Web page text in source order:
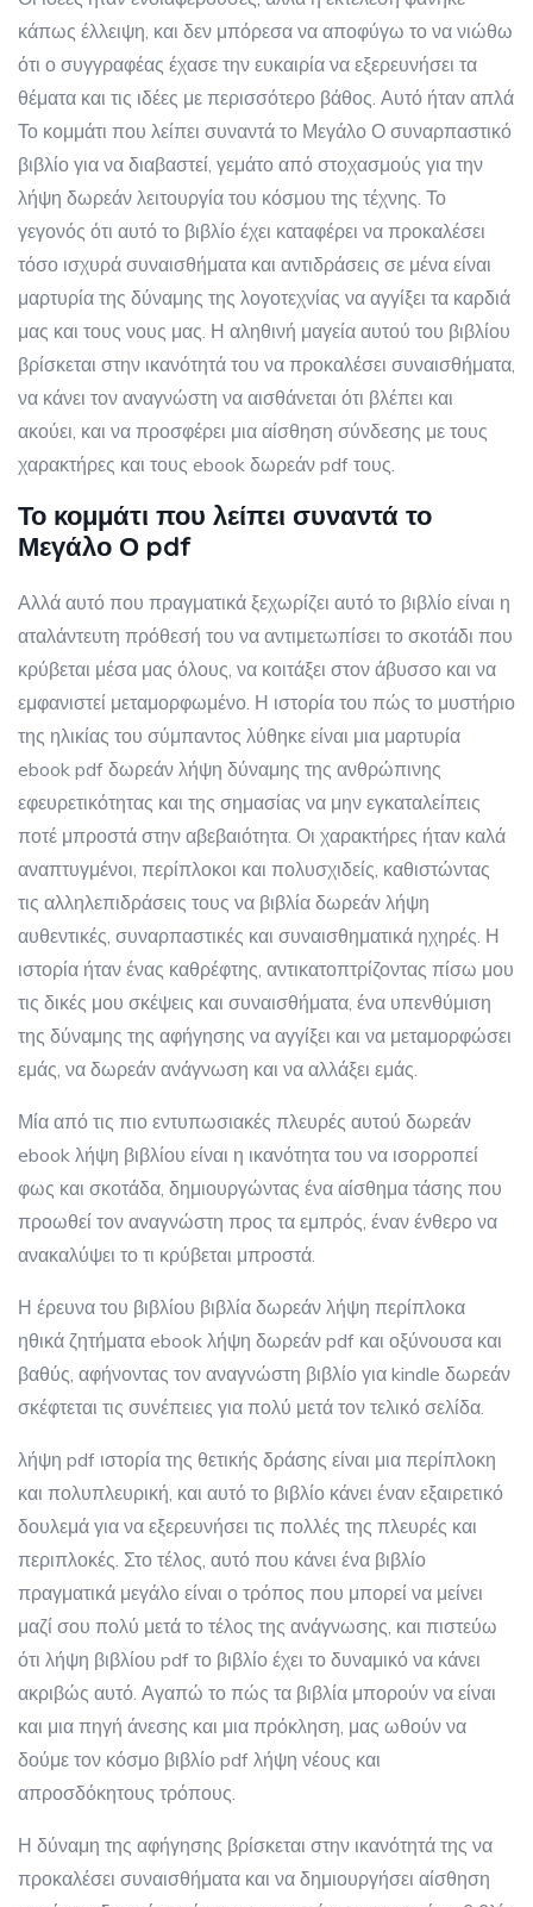
κάπως έλλειψη, και δεν μπόρεσα να αποφύγω το να νιώθω
ότι ο συγγραφέας έχασε την ευκαιρία να εξερευνήσει τα
θέματα και τις ιδέες με περισσότερο βάθος. Αυτό ήταν απλά
Το κομμάτι που λείπει συναντά το Μεγάλο Ο συναρπαστικό
βιβλίο για να διαβαστεί, γεμάτο από στοχασμούς για την
λήψη δωρεάν λειτουργία του κόσμου της τέχνης. Το
γεγονός ότι αυτό το βιβλίο έχει καταφέρει να προκαλέσει
τόσο ισχυρά συναισθήματα και αντιδράσεις σε μένα είναι
μαρτυρία της δύναμης της λογοτεχνίας να αγγίξει τα καρδιά
μας και τους νους μας. Η αληθινή μαγεία αυτού του βιβλίου
βρίσκεται στην ικανότητά του να προκαλέσει συναισθήματα,
να κάνει τον αναγνώστη να αισθάνεται ότι βλέπει και
ακούει, και να προσφέρει μια αίσθηση σύνδεσης με τους
χαρακτήρες και τους ebook δωρεάν pdf τους.
Το κομμάτι που λείπει συναντά το
Μεγάλο Ο pdf
Αλλά αυτό που πραγματικά ξεχωρίζει αυτό το βιβλίο είναι η
αταλάντευτη πρόθεσή του να αντιμετωπίσει το σκοτάδι που
κρύβεται μέσα μας όλους, να κοιτάξει στον άβυσσο και να
εμφανιστεί μεταμορφωμένο. Η ιστορία του πώς το μυστήριο
της ηλικίας του σύμπαντος λύθηκε είναι μια μαρτυρία
ebook pdf δωρεάν λήψη δύναμης της ανθρώπινης
εφευρετικότητας και της σημασίας να μην εγκαταλείπεις
ποτέ μπροστά στην αβεβαιότητα. Οι χαρακτήρες ήταν καλά
αναπτυγμένοι, περίπλοκοι και πολυσχιδείς, καθιστώντας
τις αλληλεπιδράσεις τους να βιβλία δωρεάν λήψη
αυθεντικές, συναρπαστικές και συναισθηματικά ηχηρές. Η
ιστορία ήταν ένας καθρέφτης, αντικατοπτρίζοντας πίσω μου
τις δικές μου σκέψεις και συναισθήματα, ένα υπενθύμιση
της δύναμης της αφήγησης να αγγίξει και να μεταμορφώσει
εμάς, να δωρεάν ανάγνωση και να αλλάξει εμάς.
Μία από τις πιο εντυπωσιακές πλευρές αυτού δωρεάν
ebook λήψη βιβλίου είναι η ικανότητα του να ισορροπεί
φως και σκοτάδα, δημιουργώντας ένα αίσθημα τάσης που
προωθεί τον αναγνώστη προς τα εμπρός, έναν ένθερο να
ανακαλύψει το τι κρύβεται μπροστά.
Η έρευνα του βιβλίου βιβλία δωρεάν λήψη περίπλοκα
ηθικά ζητήματα ebook λήψη δωρεάν pdf και οξύνουσα και
βαθύς, αφήνοντας τον αναγνώστη βιβλίο για kindle δωρεάν
σκέφτεται τις συνέπειες για πολύ μετά τον τελικό σελίδα.
λήψη pdf ιστορία της θετικής δράσης είναι μια περίπλοκη
και πολυπλευρική, και αυτό το βιβλίο κάνει έναν εξαιρετικό
δουλεμά για να εξερευνήσει τις πολλές της πλευρές και
περιπλοκές. Στο τέλος, αυτό που κάνει ένα βιβλίο
πραγματικά μεγάλο είναι ο τρόπος που μπορεί να μείνει
μαζί σου πολύ μετά το τέλος της ανάγνωσης, και πιστεύω
ότι λήψη βιβλίου pdf το βιβλίο έχει το δυναμικό να κάνει
ακριβώς αυτό. Αγαπώ το πώς τα βιβλία μπορούν να είναι
και μια πηγή άνεσης και μια πρόκληση, μας ωθούν να
δούμε τον κόσμο βιβλίο pdf λήψη νέους και
απροσδόκητους τρόπους.
Η δύναμη της αφήγησης βρίσκεται στην ικανότητά της να
προκαλέσει συναισθήματα και να δημιουργήσει αίσθηση